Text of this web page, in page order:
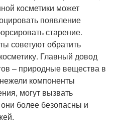
косметики может
появление
старение.
советуют обратить
Главный довод
– природные вещества в
компоненты
могут вызвать
более безопасны и